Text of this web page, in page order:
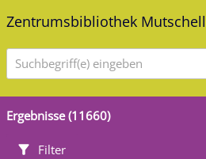
Zentrumsbibliothek
Suchbegriff(e) eingeben
Ergebnisse (11660)
Filter